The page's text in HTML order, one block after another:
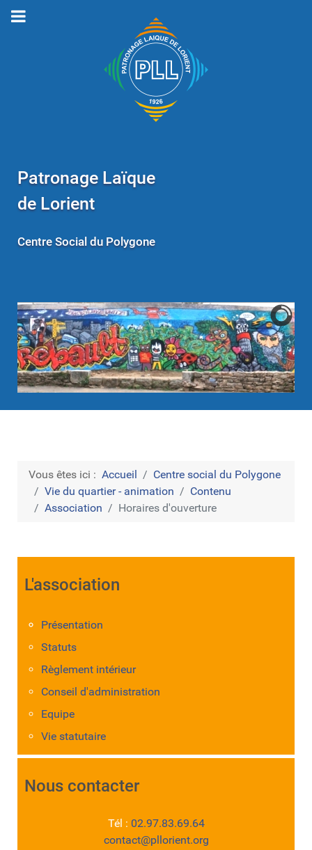
Patronage Laïque
de Lorient
Centre Social du Polygone
Vous êtes ici : Accueil
Centre social du Polygone
Vie du quartier - animation
Contenu
Association
Horaires d'ouverture
L'association
Présentation
Statuts
Règlement intérieur
Conseil d'administration
Equipe
Vie statutaire
Nous contacter
Tél : 02.97.83.69.64
contact@pllorient.org